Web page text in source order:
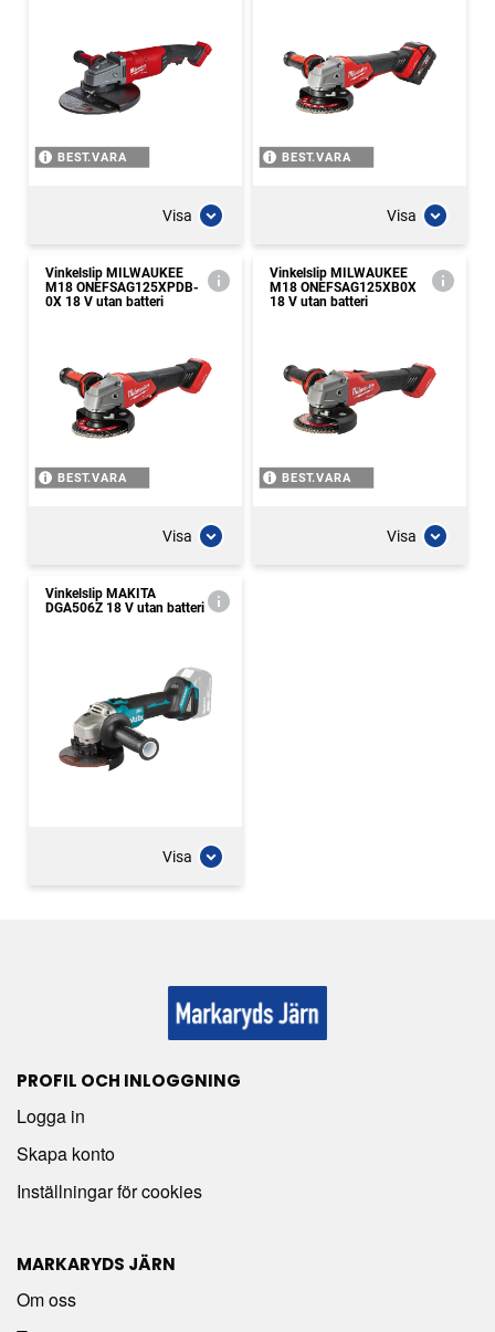
BEST.VARA
Visa
BEST.VARA
Visa
Vinkelslip MILWAUKEE
M18 ONEFSAG125XPDB-
0X 18 V utan batteri
BEST.VARA
Visa
Vinkelslip MILWAUKEE
M18 ONEFSAG125XB0X
18 V utan batteri
BEST.VARA
Visa
Vinkelslip MAKITA
DGA506Z 18 V utan batteri
Visa
PROFIL OCH INLOGGNING
Logga in
Skapa konto
Inställningar för cookies
MARKARYDS JÄRN
Om oss